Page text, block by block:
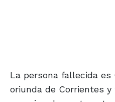
La persona fallecida es
oriunda de Corrientes y